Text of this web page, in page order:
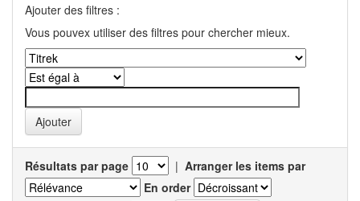
Ajouter des filtres :
Vous pouvex utiliser des filtres pour chercher mieux.
Résultats par page | Arranger les items par
En order